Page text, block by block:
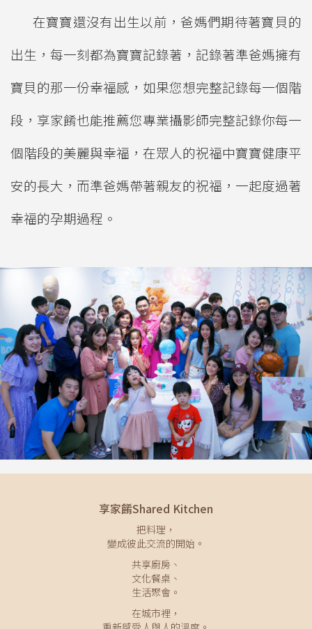
在寶寶還沒有出生以前，爸媽們期待著寶貝的
出生，每一刻都為寶寶記錄著，記錄著準爸媽擁有
寶貝的那一份幸福感，如果您想完整記錄每一個階
段，享家餚也能推薦您專業攝影師完整記錄你每一
個階段的美麗與幸福，在眾人的祝福中寶寶健康平
安的長大，而準爸媽帶著親友的祝福，一起度過著
幸福的孕期過程。
享家餚Shared Kitchen
把料理，
變成彼此交流的開始。
共享廚房、
文化餐桌、
生活聚會。
在城市裡，